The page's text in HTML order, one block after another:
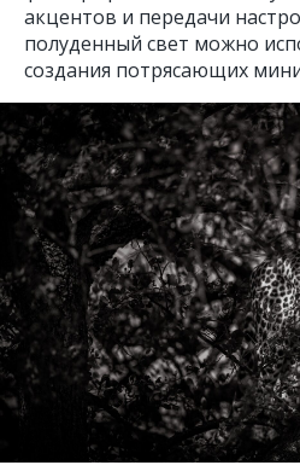
акцентов и передачи
полуденный свет можно
создания потрясающих